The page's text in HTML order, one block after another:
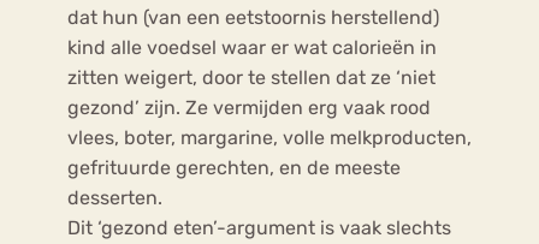
dat hun (van een eetstoornis herstellend)
kind alle voedsel waar er wat calorieën in
zitten weigert, door te stellen dat ze ‘niet
gezond’ zijn. Ze vermijden erg vaak rood
vlees, boter, margarine, volle melkproducten,
gefrituurde gerechten, en de meeste
desserten.
Dit ‘gezond eten’-argument is vaak slechts